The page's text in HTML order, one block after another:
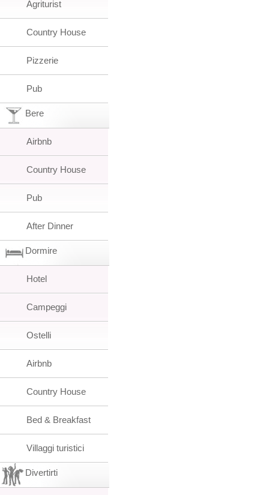
Agriturist
Country House
Pizzerie
Pub
Bere
Airbnb
Country House
Pub
After Dinner
Dormire
Hotel
Campeggi
Ostelli
Airbnb
Country House
Bed & Breakfast
Villaggi turistici
Divertirti